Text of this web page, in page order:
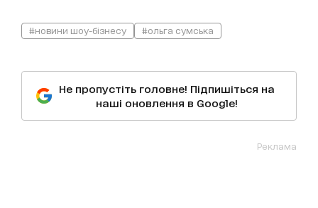
#новини шоу-бізнесу #ольга сумська
Не пропустіть головне! Підпишіться на
наші оновлення в Google!
Реклама